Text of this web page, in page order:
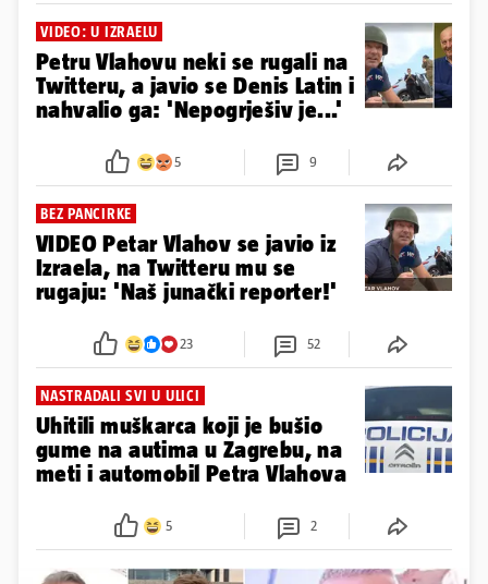
VIDEO: U IZRAELU
Petru Vlahovu neki se rugali na
Twitteru, a javio se Denis Latin i
nahvalio ga: 'Nepogrješiv je...'
5 9
BEZ PANCIRKE
VIDEO Petar Vlahov se javio iz
Izraela, na Twitteru mu se
rugaju: 'Naš junački reporter!'
23 52
NASTRADALI SVI U ULICI
Uhitili muškarca koji je bušio
gume na autima u Zagrebu, na
meti i automobil Petra Vlahova
5 2